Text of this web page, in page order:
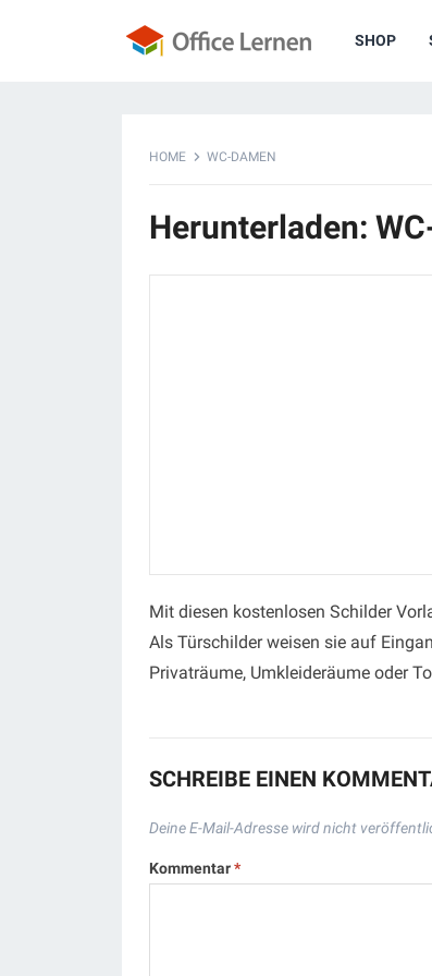
SHOP
HOME WC-DAMEN
Herunterladen:
Mit diesen kostenlosen Schilder
Als Türschilder weisen sie auf
Privaträume, Umkleideräume oder
SCHREIBE EINEN
Deine E-Mail-Adresse wird nicht
Kommentar*